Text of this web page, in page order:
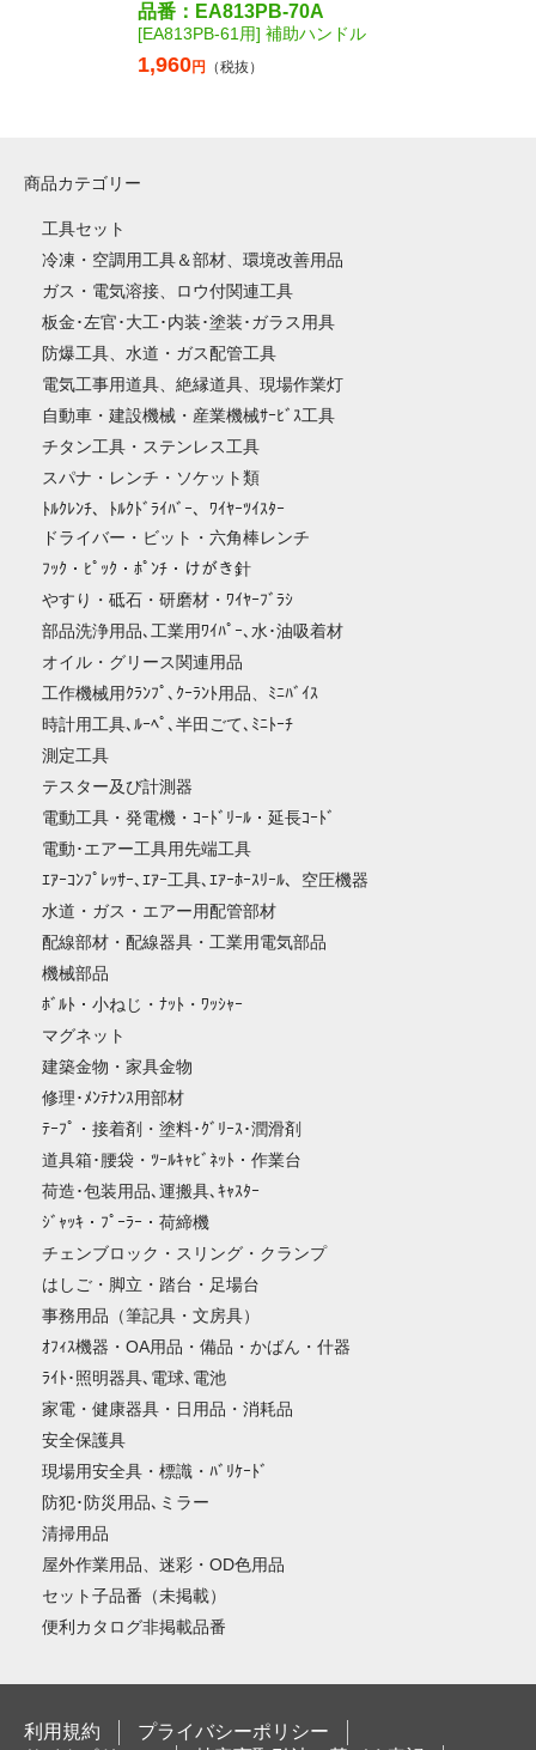
品番：EA813PB-70A
[EA813PB-61用] 補助ハンドル
1,960円 （税抜）
商品カテゴリー
工具セット
冷凍・空調用工具＆部材、環境改善用品
ガス・電気溶接、ロウ付関連工具
板金･左官･大工･内装･塗装･ガラス用具
防爆工具、水道・ガス配管工具
電気工事用道具、絶縁道具、現場作業灯
自動車・建設機械・産業機械ｻｰﾋﾞｽ工具
チタン工具・ステンレス工具
スパナ・レンチ・ソケット類
ﾄﾙｸﾚﾝﾁ、ﾄﾙｸﾄﾞﾗｲﾊﾞｰ、ﾜｲﾔｰﾂｲｽﾀｰ
ドライバー・ビット・六角棒レンチ
ﾌｯｸ・ﾋﾟｯｸ・ﾎﾟﾝﾁ・けがき針
やすり・砥石・研磨材・ﾜｲﾔｰﾌﾞﾗｼ
部品洗浄用品､工業用ﾜｲﾊﾟｰ､水･油吸着材
オイル・グリース関連用品
工作機械用ｸﾗﾝﾌﾟ､ｸｰﾗﾝﾄ用品、ﾐﾆﾊﾞｲｽ
時計用工具､ﾙｰﾍﾟ､半田ごて､ﾐﾆﾄｰﾁ
測定工具
テスター及び計測器
電動工具・発電機・ｺｰﾄﾞﾘｰﾙ・延長ｺｰﾄﾞ
電動･エアー工具用先端工具
ｴｱｰｺﾝﾌﾟﾚｯｻｰ､ｴｱｰ工具､ｴｱｰﾎｰｽﾘｰﾙ、空圧機器
水道・ガス・エアー用配管部材
配線部材・配線器具・工業用電気部品
機械部品
ﾎﾞﾙﾄ・小ねじ・ﾅｯﾄ・ﾜｯｼｬｰ
マグネット
建築金物・家具金物
修理･ﾒﾝﾃﾅﾝｽ用部材
ﾃｰﾌﾟ・接着剤・塗料･ｸﾞﾘｰｽ･潤滑剤
道具箱･腰袋・ﾂｰﾙｷｬﾋﾞﾈｯﾄ・作業台
荷造･包装用品､運搬具､ｷｬｽﾀｰ
ｼﾞｬｯｷ・ﾌﾟｰﾗｰ・荷締機
チェンブロック・スリング・クランプ
はしご・脚立・踏台・足場台
事務用品（筆記具・文房具）
ｵﾌｨｽ機器・OA用品・備品・かばん・什器
ﾗｲﾄ･照明器具､電球､電池
家電・健康器具・日用品・消耗品
安全保護具
現場用安全具・標識・ﾊﾞﾘｹｰﾄﾞ
防犯･防災用品､ミラー
清掃用品
屋外作業用品、迷彩・OD色用品
セット子品番（未掲載）
便利カタログ非掲載品番
利用規約
プライバシーポリシー